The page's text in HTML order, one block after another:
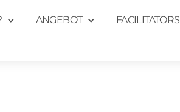
ANGEBOT FACILITATORS